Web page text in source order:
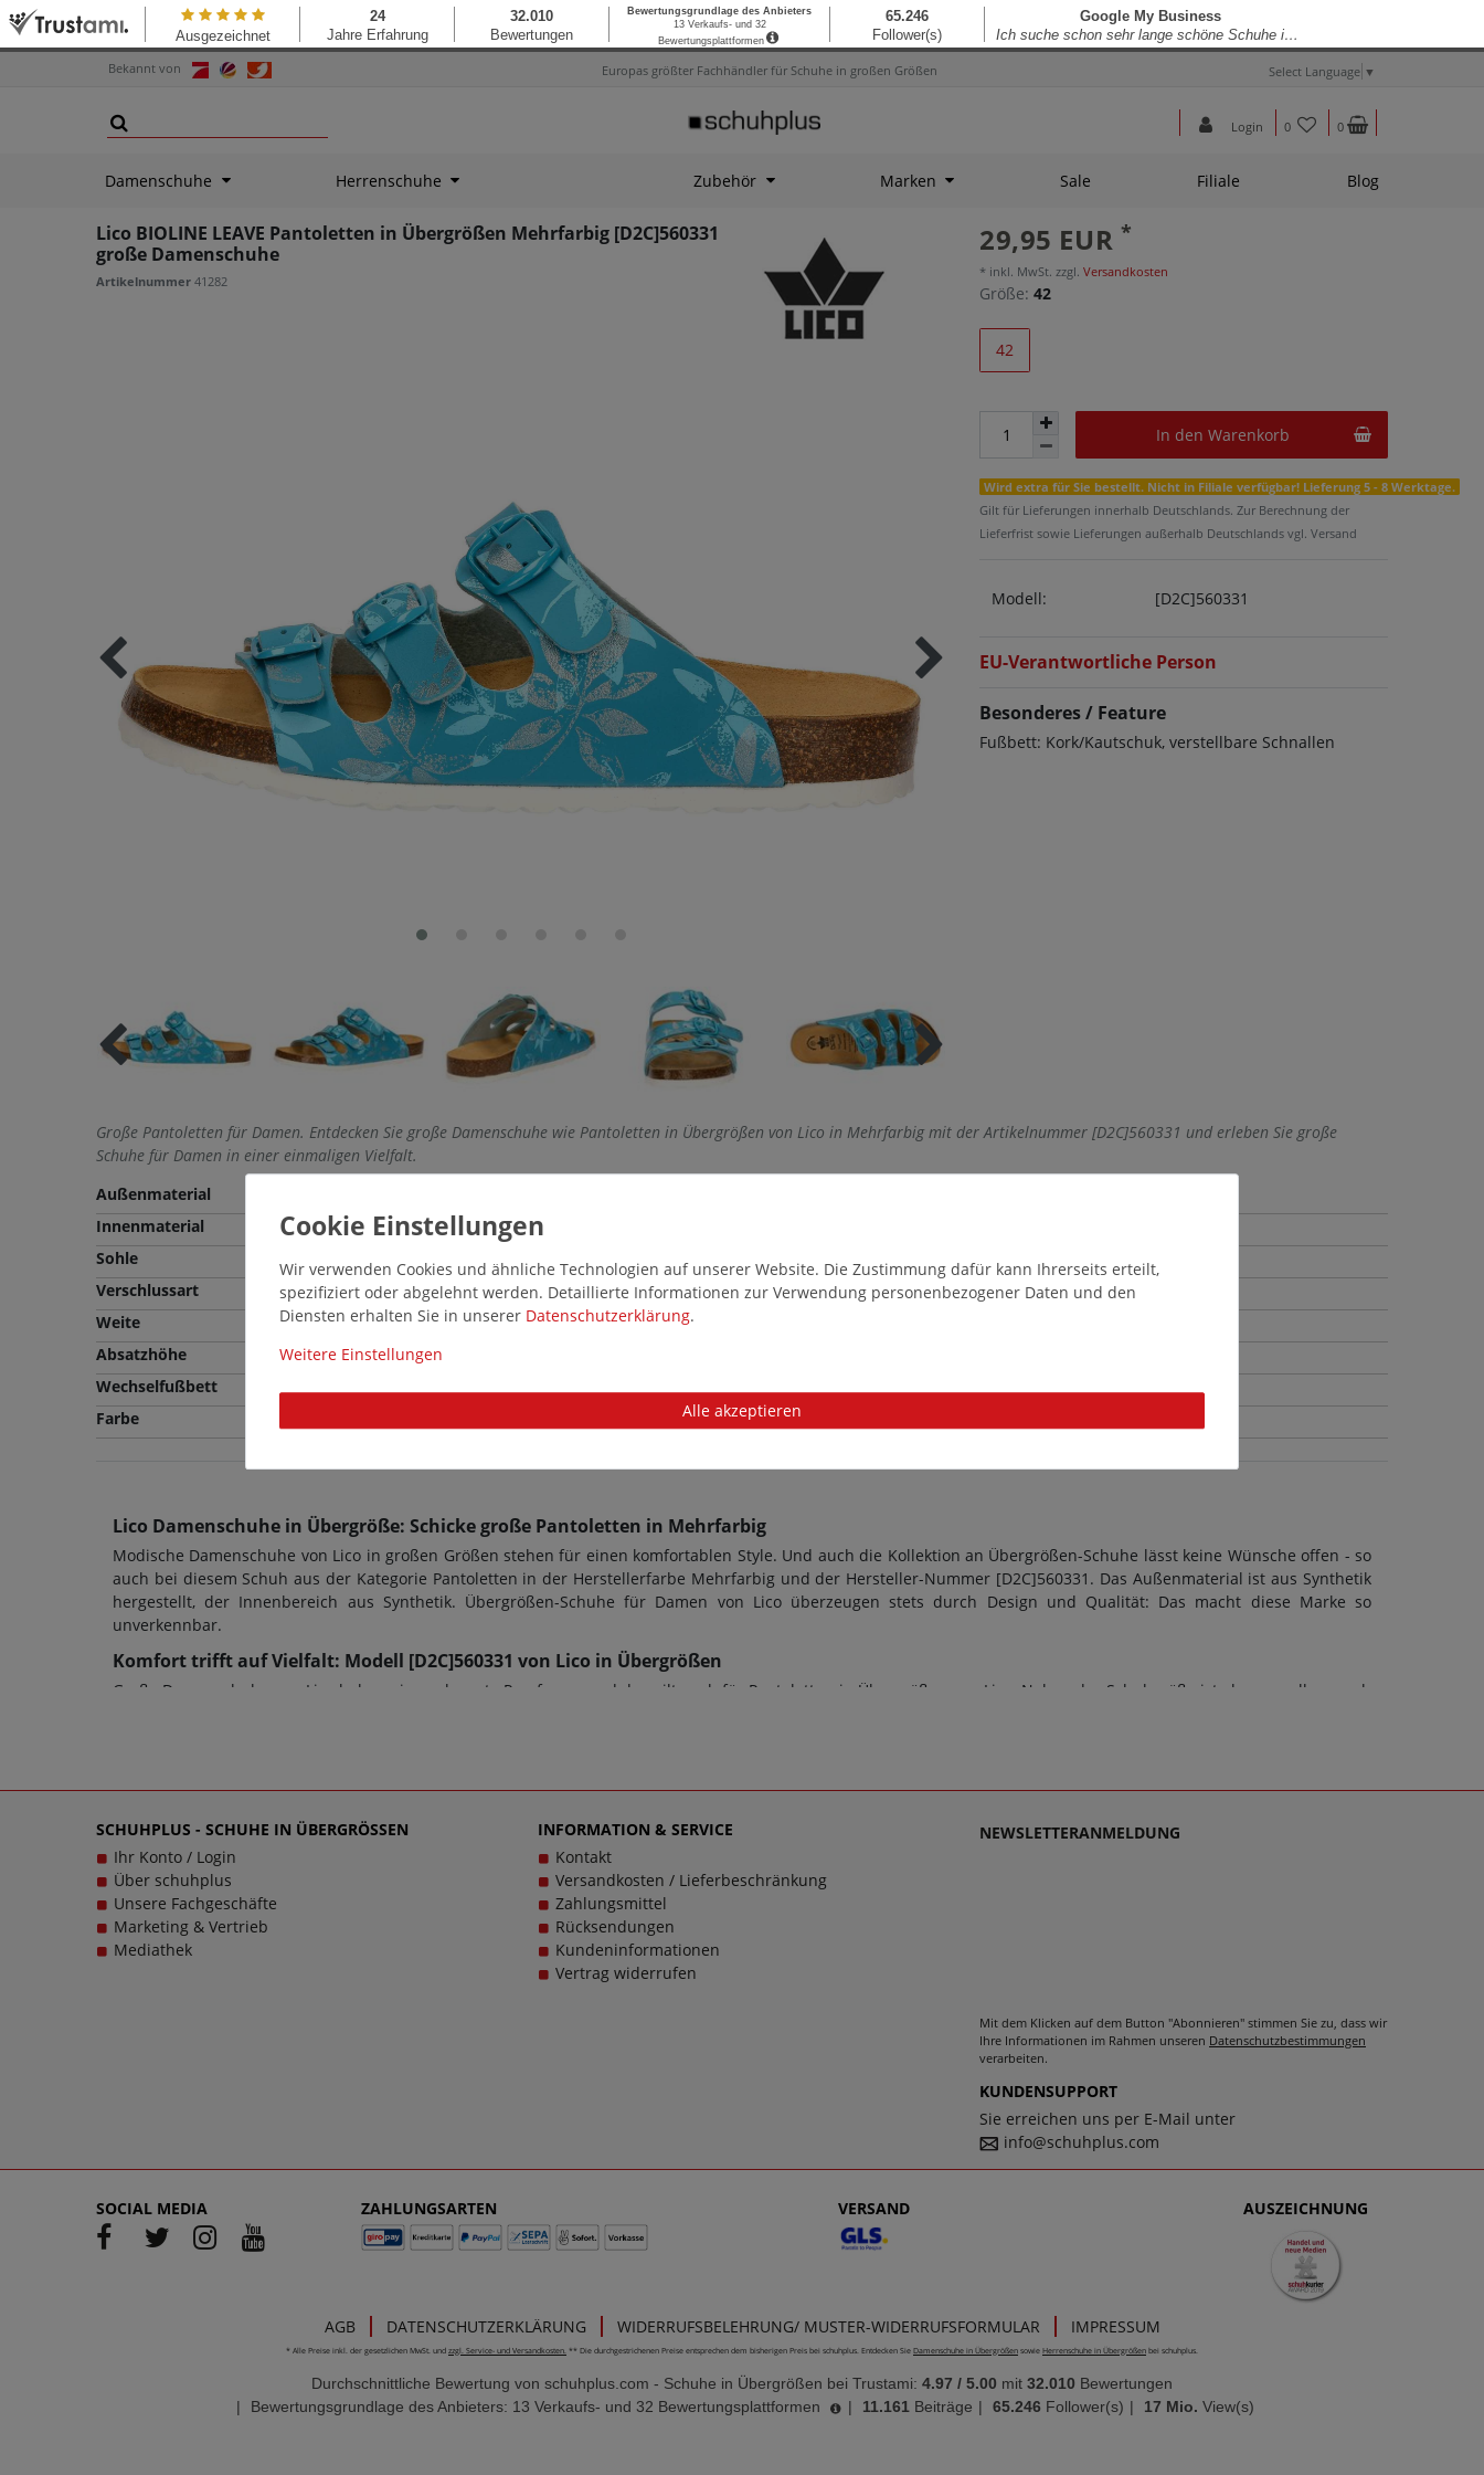
Bekannt von Europas größter Fachhändler für Schuhe in großen Größen Select Language ▼
Login 0 0
Damenschuhe Herrenschuhe Zubehör Marken Sale Filiale Blog
Lico BIOLINE LEAVE Pantoletten in Übergrößen Mehrfarbig [D2C]560331
große Damenschuhe
Artikelnummer 41282
29,95 EUR *
* inkl. MwSt. zzgl. Versandkosten
Größe: 42
42
In den Warenkorb
Wird extra für Sie bestellt. Nicht in Filiale verfügbar! Lieferung 5 - 8 Werktage.
Gilt für Lieferungen innerhalb Deutschlands. Zur Berechnung der
Lieferfrist sowie Lieferungen außerhalb Deutschlands vgl. Versand
Modell: [D2C]560331
EU-Verantwortliche Person
Besonderes / Feature
Fußbett: Kork/Kautschuk, verstellbare Schnallen
Große Pantoletten für Damen. Entdecken Sie große Damenschuhe wie Pantoletten in Übergrößen von Lico in Mehrfarbig mit der Artikelnummer [D2C]560331 und erleben Sie große
Schuhe für Damen in einer einmaligen Vielfalt.
Außenmaterial
Innenmaterial
Synthetik
Sohle
Verschlussart
Schlupfschuh
Weite
Normale Weite (F)
Absatzhöhe
3,5 cm
Wechselfußbett
Farbe
Lico Damenschuhe in Übergröße: Schicke große Pantoletten in Mehrfarbig
Modische Damenschuhe von Lico in großen Größen stehen für einen komfortablen Style. Und auch die Kollektion an Übergrößen-Schuhe lässt keine Wünsche offen - so
auch bei diesem Schuh aus der Kategorie Pantoletten in der Herstellerfarbe Mehrfarbig und der Hersteller-Nummer [D2C]560331. Das Außenmaterial ist aus Synthetik
hergestellt, der Innenbereich aus Synthetik. Übergrößen-Schuhe für Damen von Lico überzeugen stets durch Design und Qualität: Das macht diese Marke so
unverkennbar.
Komfort trifft auf Vielfalt: Modell [D2C]560331 von Lico in Übergrößen
Große Damenschuhe von Lico haben eine sehr gute Passform - und das gilt auch für Pantoletten in Übergrößen von Lico. Neben der Schuhgröße ist aber vor allem auch
einem echten Trageerlebnis werden.
SCHUHPLUS - SCHUHE IN ÜBERGRÖSSEN
Ihr Konto / Login
Über schuhplus
Unsere Fachgeschäfte
Marketing & Vertrieb
Mediathek
INFORMATION & SERVICE
Kontakt
Versandkosten / Lieferbeschränkung
Zahlungsmittel
Rücksendungen
Kundeninformationen
Vertrag widerrufen
NEWSLETTERANMELDUNG
Mit dem Klicken auf dem Button "Abonnieren" stimmen Sie zu, dass wir
Ihre Informationen im Rahmen unseren Datenschutzbestimmungen
verarbeiten.
KUNDENSUPPORT
Sie erreichen uns per E-Mail unter
info@schuhplus.com
SOCIAL MEDIA ZAHLUNGSARTEN VERSAND AUSZEICHNUNG
AGB DATENSCHUTZERKLÄRUNG WIDERRUFSBELEHRUNG/ MUSTER-WIDERRUFSFORMULAR IMPRESSUM
* Alle Preise inkl. der gesetzlichen MwSt. und zzgl. Service- und Versandkosten. ** Die durchgestrichenen Preise entsprechen dem bisherigen Preis bei schuhplus. Entdecken Sie Damenschuhe in Übergrößen sowie Herrenschuhe in Übergrößen bei schuhplus.
Durchschnittliche Bewertung von schuhplus.com - Schuhe in Übergrößen bei Trustami: 4.97 / 5.00 mit 32.010 Bewertungen
|
Bewertungsgrundlage des Anbieters: 13 Verkaufs- und 32 Bewertungsplattformen | 11.161 Beiträge | 65.246 Follower(s) | 17 Mio. View(s)
Wir verwenden Cookies und ähnliche Technologien auf unserer Website. Die Zustimmung dafür kann Ihrerseits erteilt,
spezifiziert oder abgelehnt werden. Detaillierte Informationen zur Verwendung personenbezogener Daten und den
Diensten erhalten Sie in unserer Daten­schutz­erklärung.
Weitere Einstellungen
Alle akzeptieren